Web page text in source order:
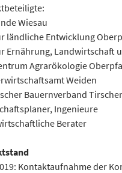
Wiesau
ländliche Entwicklung
Ernährung, Landwirtschaft
Agrarökologie
Weiden
Bauernverband
Ingenieure
Berater
Kontaktaufnahme der